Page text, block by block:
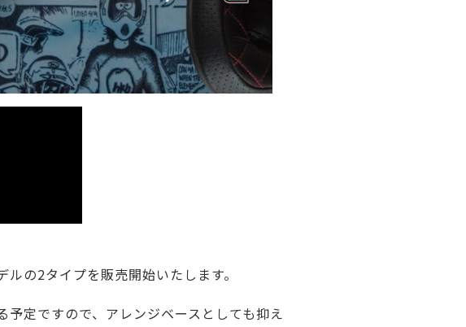
の2タイプを販売開始いたします。
定ですので、アレンジベースとしても抑え